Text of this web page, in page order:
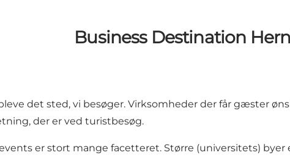
Business Destination
det sted, vi besøger. Virksomheder der får gæster
der er ved turistbesøg.
er stort mange facetteret. Større (universitets)